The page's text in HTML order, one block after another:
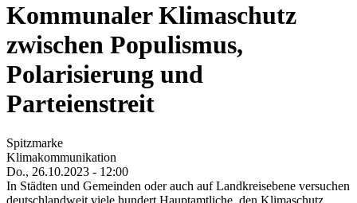
Kommunaler Klimaschutz
zwischen Populismus,
Polarisierung und
Parteienstreit
Spitzmarke
Klimakommunikation
Do., 26.10.2023 - 12:00
In Städten und Gemeinden oder auch auf Landkreisebene versuchen
deutschlandweit viele hundert Hauptamtliche, den Klimaschutz